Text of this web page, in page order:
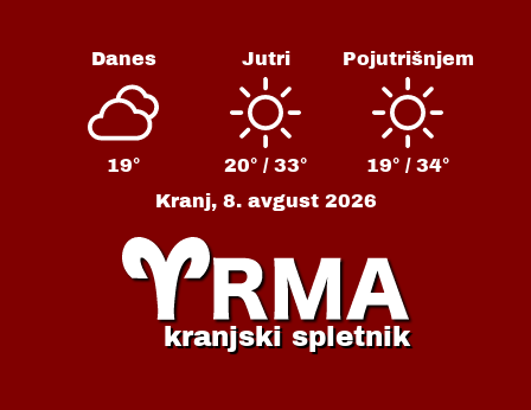
Danes
19°
Jutri
20° / 33°
Pojutrišnjem
19° / 34°
Kranj, 8. avgust 2026
kranjski spletnik